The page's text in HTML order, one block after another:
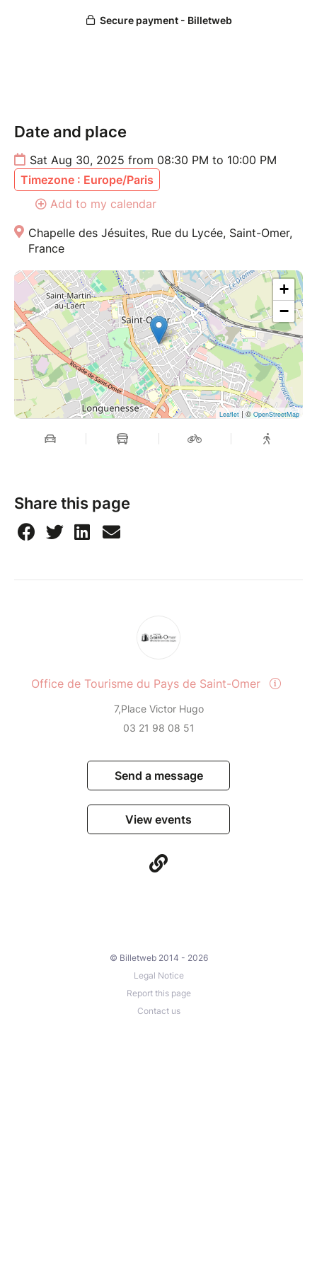
mieux en faire ressortir la tension, la modernité et la
En cas de mauvais temps, le concert se tiendra à
O'Ciné à Saint-Omer
Date and place
Sat Aug 30, 2025 from 08:30 PM to 10:00 PM
Timezone : Europe/Paris
Add to my calendar
Chapelle des Jésuites, Rue du Lycée, Saint-Omer,
France
+
−
Leaflet | © OpenStreetMap
Share this page
Office de Tourisme du Pays de Saint-Omer
7,Place Victor Hugo
03 21 98 08 51
Send a message
View events
© Billetweb 2014 - 2026
Legal Notice
Report this page
Contact us